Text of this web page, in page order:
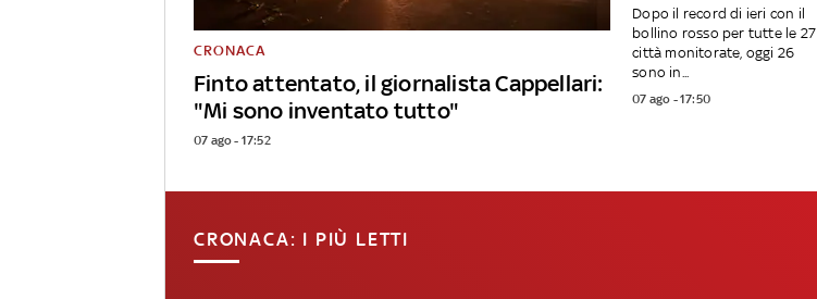
Finto attentato, il giornalista Cappellari:
"Mi sono inventato tutto"
CRONACA
07 ago - 17:52
Dopo il record di ieri con il
bollino rosso per tutte le 27
città monitorate, oggi 26
sono in...
07 ago - 17:50
CRONACA: I PIÙ LETTI